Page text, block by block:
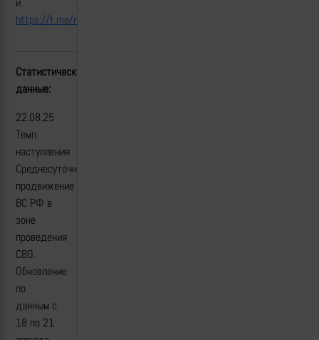
https://t.me/mod_russia/55812
Статистические
данные:
22.08.25
Темп
наступления
Среднесуточное
продвижение
ВС РФ в
зоне
проведения
СВО.
Обновление
по
данным c
18 по 21